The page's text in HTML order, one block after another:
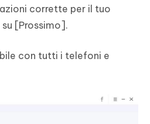
corrette per il tuo
[Prossimo].
con tutti i telefoni e